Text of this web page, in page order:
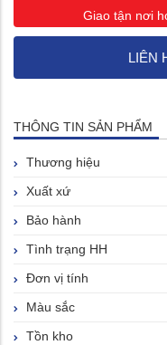
Giao tận nơi
LIÊN
THÔNG TIN SẢN PHẨM
Thương hiệu
Xuất xứ
Bảo hành
Tình trạng HH
Đơn vị tính
Màu sắc
Tồn kho